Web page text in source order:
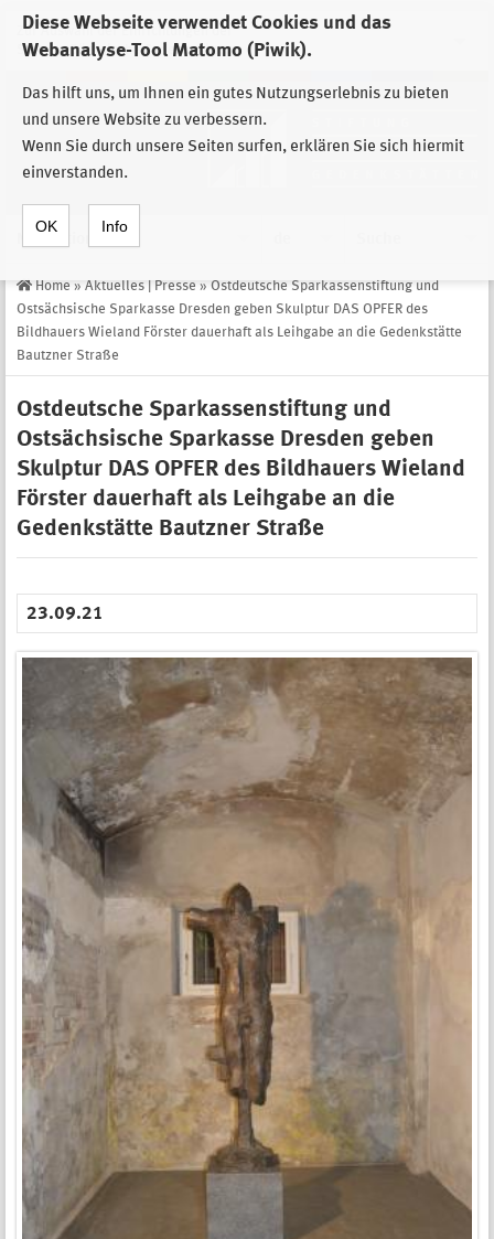
Diese Webseite verwendet Cookies und das
Webanalyse-Tool Matomo (Piwik).
Das hilft uns, um Ihnen ein gutes Nutzungserlebnis zu bieten
und unsere Website zu verbessern.
Wenn Sie durch unsere Seiten surfen, erklären Sie sich hiermit
einverstanden.
OK Info
Zur Auswahl der Einrichtungen der
Stiftung Sächsische Gedenkstätten
Home » Aktuelles | Presse » Ostdeutsche Sparkassenstiftung und
Ostsächsische Sparkasse Dresden geben Skulptur DAS OPFER des
Bildhauers Wieland Förster dauerhaft als Leihgabe an die Gedenkstätte
Bautzner Straße
Ostdeutsche Sparkassenstiftung und
Ostsächsische Sparkasse Dresden geben
Skulptur DAS OPFER des Bildhauers Wieland
Förster dauerhaft als Leihgabe an die
Gedenkstätte Bautzner Straße
23.09.21